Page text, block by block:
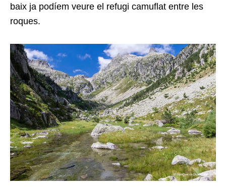
baix ja podíem veure el refugi camuflat entre les
roques.